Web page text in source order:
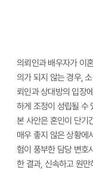
의뢰인과 배우자가 이
의가 되지 않는 경우,
뢰인과 상대방의 입장
하게 조정이 성립될 수
본 사안은 혼인이 단기
매우 좋지 않은 상황에
험이 풍부한 담당 변호
한 결과, 신속하고 원